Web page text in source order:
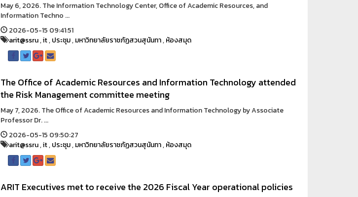
May 6, 2026. The Information Technology Center, Office of Academic Resources, and
Information Techno ...
2026-05-15 09:41:51
arit@ssru,it,ประชุม,มหาวิทยาลัยราชภัฏสวนสุนันทา,ห้องสมุด
The Office of Academic Resources and Information Technology attended
the Risk Management committee meeting
May 7, 2026. The Office of Academic Resources and Information Technology by Associate
Professor Dr. ...
2026-05-15 09:50:27
arit@ssru,it,ประชุม,มหาวิทยาลัยราชภัฏสวนสุนันทา,ห้องสมุด
ARIT Executives met to receive the 2026 Fiscal Year operational policies